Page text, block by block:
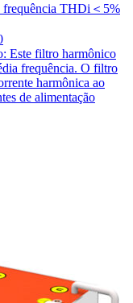
frequência THDi＜5%
Este filtro harmônico
frequência. O filtro
harmônica ao
de alimentação